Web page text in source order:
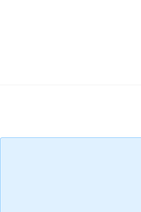
Kommentar hinzufügen